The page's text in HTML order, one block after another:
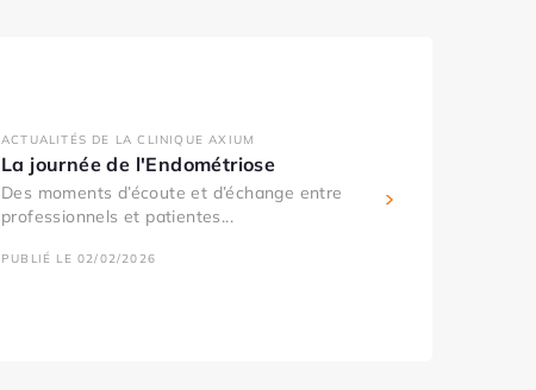
ACTUALITÉS DE LA CLINIQUE AXIUM
La journée de l'Endométriose
Des moments d’écoute et d’échange entre
professionnels et patientes...
PUBLIÉ LE 02/02/2026